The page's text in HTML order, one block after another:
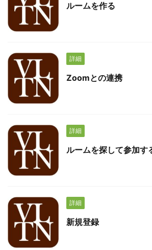
ルームを作る
詳細
Zoomとの連携
詳細
ルームを探して参加す
詳細
新規登録